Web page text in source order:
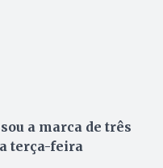
a marca de três
terça-feira